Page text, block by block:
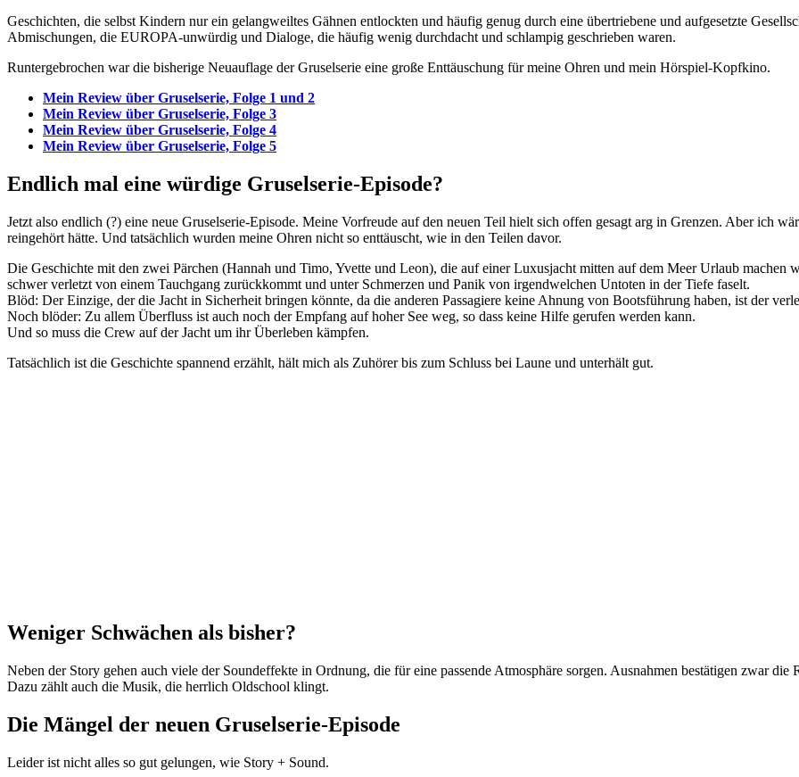
Geschichten, die selbst Kindern nur ein gelangweiltes Gähnen entlockten und häufig genug durch eine übertriebene und aufgesetzte
Abmischungen, die EUROPA-unwürdig und Dialoge, die häufig wenig durchdacht und schlampig geschrieben waren.
Runtergebrochen war die bisherige Neuauflage der Gruselserie eine große Enttäuschung für meine Ohren und mein Hörspiel-Kopfkino.
Mein Review über Gruselserie, Folge 1 und 2
Mein Review über Gruselserie, Folge 3
Mein Review über Gruselserie, Folge 4
Mein Review über Gruselserie, Folge 5
Endlich mal eine würdige Gruselserie-Episode?
Jetzt also endlich (?) eine neue Gruselserie-Episode. Meine Vorfreude auf den neuen Teil hielt sich offen gesagt arg in Grenzen. Aber ich
reingehört hätte. Und tatsächlich wurden meine Ohren nicht so enttäuscht, wie in den Teilen davor.
Die Geschichte mit den zwei Pärchen (Hannah und Timo, Yvette und Leon), die auf einer Luxusjacht mitten auf dem Meer Urlaub
schwer verletzt von einem Tauchgang zurückkommt und unter Schmerzen und Panik von irgendwelchen Untoten in der Tiefe faselt.
Blöd: Der Einzige, der die Jacht in Sicherheit bringen könnte, da die anderen Passagiere keine Ahnung von Bootsführung haben, ist der
Noch blöder: Zu allem Überfluss ist auch noch der Empfang auf hoher See weg, so dass keine Hilfe gerufen werden kann.
Und so muss die Crew auf der Jacht um ihr Überleben kämpfen.
Tatsächlich ist die Geschichte spannend erzählt, hält mich als Zuhörer bis zum Schluss bei Laune und unterhält gut.
Weniger Schwächen als bisher?
Neben der Story gehen auch viele der Soundeffekte in Ordnung, die für eine passende Atmosphäre sorgen. Ausnahmen bestätigen zwar
Dazu zählt auch die Musik, die herrlich Oldschool klingt.
Die Mängel der neuen Gruselserie-Episode
Leider ist nicht alles so gut gelungen, wie Story + Sound.